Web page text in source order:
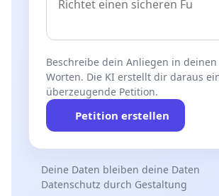
Beschreibe dein Anliegen in
Worten. Die KI erstellt dir daraus
überzeugende Petition.
Petition erstellen
Deine Daten bleiben deine Daten
Datenschutz durch Gestaltung